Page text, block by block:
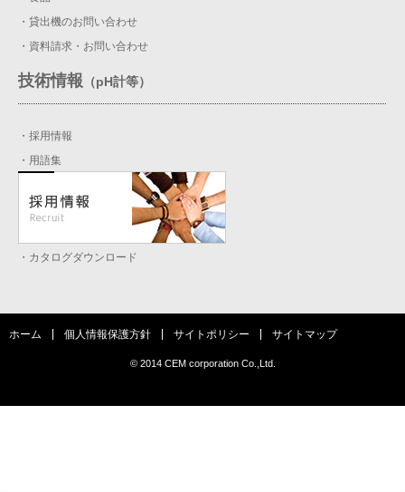
・貸出機のお問い合わせ
・資料請求・お問い合わせ
技術情報 （pH計等）
・採用情報
・用語集
・カタログダウンロード
ホーム 個人情報保護方針 サイトポリシー サイトマップ
© 2014 CEM corporation Co.,Ltd.